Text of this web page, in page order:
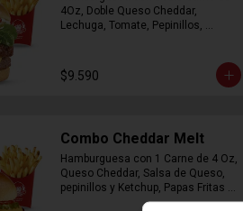
4Oz, Doble Queso Cheddar,
Lechuga, Tomate, Pepinillos,
$9.590
Combo Cheddar Melt
Hamburguesa con 1 Carne de 4 Oz,
Queso Cheddar, Salsa de Queso,
pepinillos y Ketchup, Papas Fritas
Mediana, Bebida Lata.